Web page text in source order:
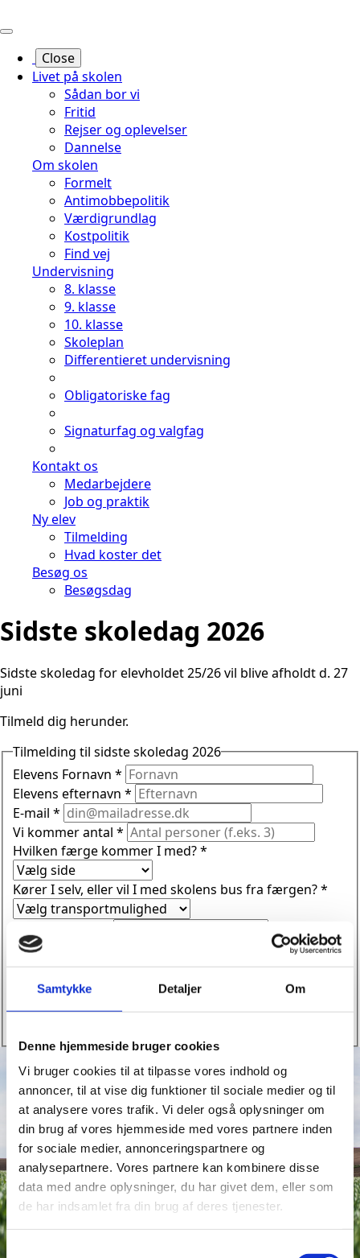
Samtykke Detaljer Om
Denne hjemmeside bruger cookies
Vi bruger cookies til at tilpasse vores indhold og
annoncer, til at vise dig funktioner til sociale medier og til
at analysere vores trafik. Vi deler også oplysninger om
din brug af vores hjemmeside med vores partnere inden
for sociale medier, annonceringspartnere og
analysepartnere. Vores partnere kan kombinere disse
data med andre oplysninger, du har givet dem, eller som
de har indsamlet fra din brug af deres tjenester.
til
sidens
indhold
Close
Livet på skolen
Sådan bor vi
Fritid
Rejser og oplevelser
Dannelse
Om skolen
Formelt
Antimobbepolitik
Værdigrundlag
Kostpolitik
Find vej
Undervisning
8. klasse
9. klasse
10. klasse
Skoleplan
Differentieret undervisning
Obligatoriske fag
Signaturfag og valgfag
Kontakt os
Medarbejdere
Job og praktik
Ny elev
Tilmelding
Hvad koster det
Besøg os
Besøgsdag
Sidste skoledag 2026
Sidste skoledag for elevholdet 25/26 vil blive afholdt d. 27
juni
Tilmeld dig herunder.
Tilmelding til sidste skoledag 2026
Elevens Fornavn *
Elevens efternavn *
E-mail *
Vi kommer antal *
Hvilken færge kommer I med?*
Kører I selv, eller vil I med skolens bus fra færgen?*
Evt. kommentar
Captcha